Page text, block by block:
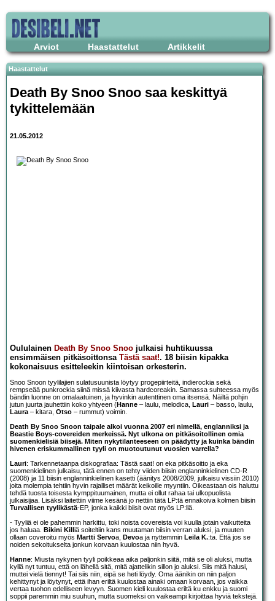
Arviot Haastattelut Artikkelit
Haastattelut
Death By Snoo Snoo saa keskittyä
tykittelemään
21.05.2012
Oululainen Death By Snoo Snoo julkaisi huhtikuussa
ensimmäisen pitkäsoittonsa Tästä saat!. 18 biisin kipakka
kokonaisuus esitteleekin kiintoisan orkesterin.
Snoo Snoon tyylilajien sulatusuunista löytyy progepiirteitä, indierockia sekä
rempseää punkrockia siinä missä kiivasta hardcoreakin. Samassa suhteessa myös
bändin luonne on omalaatuinen, ja hyvinkin autenttinen oma itsensä. Näiltä pohjin
jutun juurta jauhettiin koko yhtyeen (Hanne – laulu, melodica, Lauri – basso, laulu,
Laura– kitara, Otso – rummut) voimin.
Death By Snoo Snoon taipale alkoi vuonna 2007 eri nimellä, englanniksi ja
Beastie Boys-covereiden merkeissä. Nyt ulkona on pitkäsoitollinen omia
suomenkielisiä biisejä. Miten nykytilanteeseen on päädytty ja kuinka bändin
hivenen eriskummallinen tyyli on muotoutunut vuosien varrella?
Lauri: Tarkennetaanpa diskografiaa: Tästä saat! on eka pitkäsoitto ja eka
suomenkielinen julkaisu, tätä ennen on tehty viiden biisin englanninkielinen CD-R
(2008) ja 11 biisin englanninkielinen kasetti (äänitys 2008/2009, julkaisu vissiin 2010)
joita molempia tehtiin hyvin rajalliset määrät keikoille myyntiin. Oikeastaan ois haluttu
tehdä tuosta toisesta kymppituumainen, mutta ei ollut rahaa tai ulkopuolista
julkaisijaa. Lisäksi laitettiin viime kesänä jo nettiin tätä LP:tä ennakoiva kolmen biisin
Turvallisen tyylikästä-EP, jonka kaikki biisit ovat myös LP:llä.
- Tyyliä ei ole pahemmin harkittu, toki noista covereista voi kuulla jotain vaikutteita
jos haluaa. Bikini Kill iä soiteltiin kans muutaman biisin verran aluksi, ja muuten
ollaan coveroitu myös Martti Servoa, Devoa ja nyttemmin Leila K.:ta. Että jos se
noiden sekoitukselta jonkun korvaan kuulostaa niin hyvä.
Hanne: Miusta nykynen tyyli poikkeaa aika paljonkin siitä, mitä se oli aluksi, mutta
kyllä nyt tuntuu, että on lähellä sitä, mitä ajattelikin sillon jo aluksi. Siis mitä halusi,
muttei vielä tiennyt! Tai siis niin, eipä se heti löydy. Oma äänikin on niin paljon
kehittynyt ja löytynyt, että ihan eriltä kuulostaa ainaki omaan korvaan, jos vaikka
vertaa tuohon edelliseen levyyn. Suomen kieli kuulostaa eriltä ku enkku ja suomi
soppii paremmin miu suuhun, mutta suomeksi on vaikeampi kirjoittaa hyviä tekstejä.